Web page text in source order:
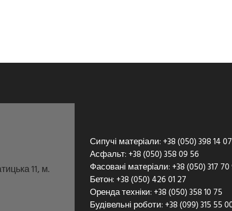
11, м.
Сипучі матеріали: +38 (050) 398 14 07
Асфальт: +38 (050) 358 09 56
Фасовані матеріали: +38 (050) 317 70
Бетон: +38 (050) 426 01 27
Оренда техніки: +38 (050) 358 10 75
Будівельні роботи: +38 (099) 315 55